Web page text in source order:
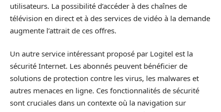
utilisateurs. La possibilité d’accéder à des chaînes de
télévision en direct et à des services de vidéo à la demande
augmente l’attrait de ces offres.
Un autre service intéressant proposé par Logitel est la
sécurité Internet. Les abonnés peuvent bénéficier de
solutions de protection contre les virus, les malwares et
autres menaces en ligne. Ces fonctionnalités de sécurité
sont cruciales dans un contexte où la navigation sur